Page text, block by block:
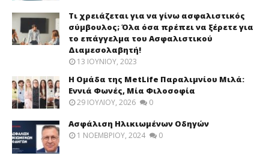
Τι χρειάζεται για να γίνω ασφαλιστικός
σύμβουλος; Όλα όσα πρέπει να ξέρετε για
το επάγγελμα του Ασφαλιστικού
Διαμεσολαβητή!
13 ΙΟΥΝΊΟΥ, 2023
Η Ομάδα της MetLife Παραλιμνίου Μιλά:
Εννιά Φωνές, Μία Φιλοσοφία
29 ΙΟΥΛΊΟΥ, 2026 0
Ασφάλιση Ηλικιωμένων Οδηγών
1 ΝΟΕΜΒΡΊΟΥ, 2024 0